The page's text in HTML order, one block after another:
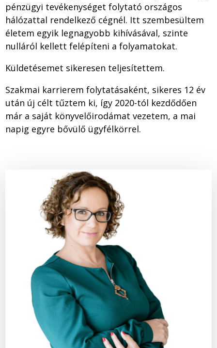
pénzügyi tevékenységet folytató országos
hálózattal rendelkező cégnél. Itt szembesültem
életem egyik legnagyobb kihívásával, szinte
nulláról kellett felépíteni a folyamatokat.
Küldetésemet sikeresen teljesítettem.
Szakmai karrierem folytatásaként, sikeres 12 év
után új célt tűztem ki, így 2020-tól kezdődően
már a saját könyvelőirodámat vezetem, a mai
napig egyre bővülő ügyfélkörrel.